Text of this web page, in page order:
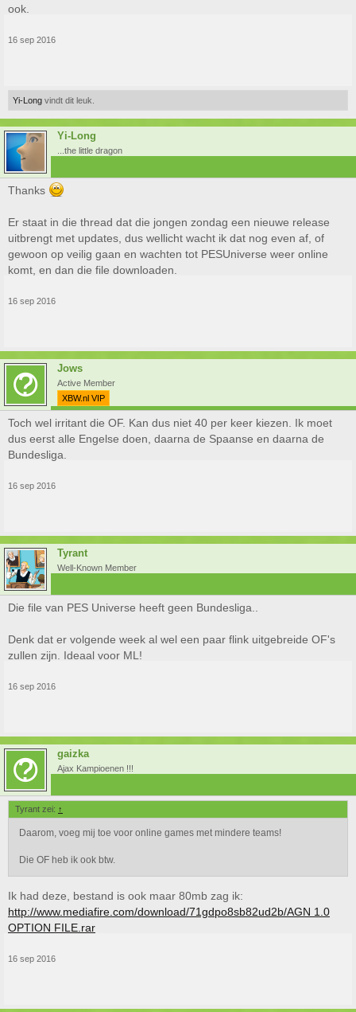
ook.
16 sep 2016
Yi-Long vindt dit leuk.
Yi-Long
...the little dragon
Thanks
Er staat in die thread dat die jongen zondag een nieuwe release
uitbrengt met updates, dus wellicht wacht ik dat nog even af, of
gewoon op veilig gaan en wachten tot PESUniverse weer online
komt, en dan die file downloaden.
16 sep 2016
Jows
Active Member
XBW.nl VIP
Toch wel irritant die OF. Kan dus niet 40 per keer kiezen. Ik moet
dus eerst alle Engelse doen, daarna de Spaanse en daarna de
Bundesliga.
16 sep 2016
Tyrant
Well-Known Member
Die file van PES Universe heeft geen Bundesliga..
Denk dat er volgende week al wel een paar flink uitgebreide OF's
zullen zijn. Ideaal voor ML!
16 sep 2016
gaizka
Ajax Kampioenen !!!
Tyrant zei: ↑
Daarom, voeg mij toe voor online games met mindere teams!
Die OF heb ik ook btw.
Ik had deze, bestand is ook maar 80mb zag ik:
http://www.mediafire.com/download/71gdpo8sb82ud2b/AGN 1.0
OPTION FILE.rar
16 sep 2016